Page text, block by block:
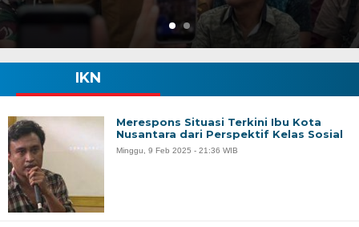
IKN
Merespons Situasi Terkini Ibu Kota
Nusantara dari Perspektif Kelas Sosial
Minggu, 9 Feb 2025 - 21:36 WIB